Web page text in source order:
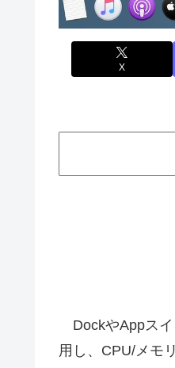
X
DockやAppスイ
用し、CPU/メモ